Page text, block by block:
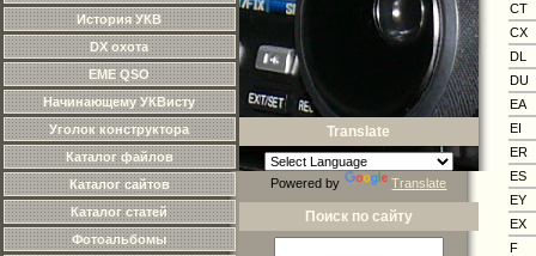
История УКВ
DX охота
EME QSO
Начинающему УКВисту
Уголок конструктора
Каталог файлов
Каталог сайтов
Каталог статей
Фотоальбомы
Translate
Powered by Translate
Поиск по сайту
CT
CX
DL
DU
EA
EI
ER
ES
EY
EX
F